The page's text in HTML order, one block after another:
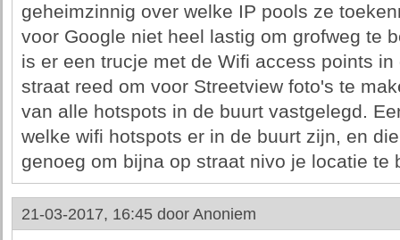
geheimzinnig over welke IP pools ze
voor Google niet heel lastig om grofweg te
is er een trucje met de Wifi access points
straat reed om voor Streetview foto's te
van alle hotspots in de buurt vastgelegd.
welke wifi hotspots er in de buurt zijn, en
genoeg om bijna op straat nivo je locatie te
21-03-2017, 16:45 door Anoniem